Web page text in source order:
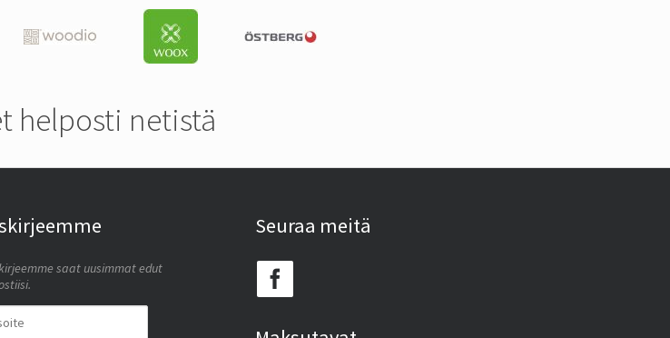
helposti netistä
saat uusimmat edut
Seuraa meitä